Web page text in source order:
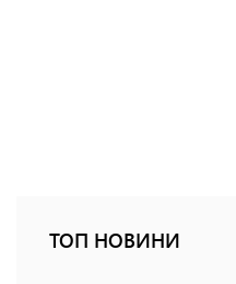
ТОП НОВИНИ